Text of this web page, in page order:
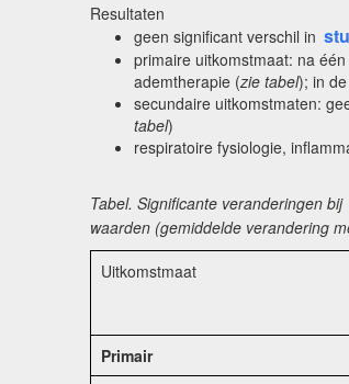
Resultaten
geen significant verschil in
primaire uitkomstmaat: na
ademtherapie (zie tabel); in
secundaire uitkomstmaten:
tabel)
respiratoire fysiologie,
Tabel. Significante veranderingen bij
waarden (gemiddelde verandering
Uitkomstmaat
Primair